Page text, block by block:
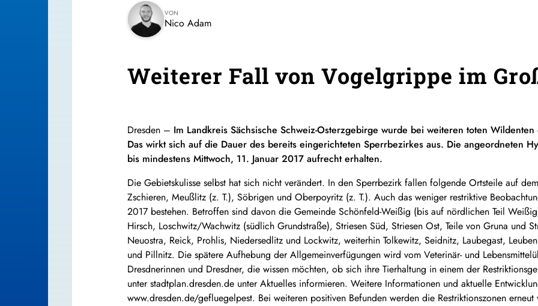
VON
Nico Adam
Weiterer Fall von Vogelgrippe im
Dresden – Im Landkreis Sächsische Schweiz-Osterzgebirge wurde bei weiteren toten
Das wirkt sich auf die Dauer des bereits eingerichteten Sperrbezirkes aus. Die angeordneten
bis mindestens Mittwoch, 11. Januar 2017 aufrecht erhalten.
Die Gebietskulisse selbst hat sich nicht verändert. In den Sperrbezirk fallen folgende Ortsteile auf
Zschieren, Meußlitz (z. T.), Söbrigen und Oberpoyritz (z. T.). Auch das weniger restriktive
2017 bestehen. Betroffen sind davon die Gemeinde Schönfeld-Weißig (bis auf nördlichen Teil
Hirsch, Loschwitz/Wachwitz (südlich Grundstraße), Striesen Süd, Striesen Ost, Teile von Gruna und
Neuostra, Reick, Prohlis, Niedersedlitz und Lockwitz, weiterhin Tolkewitz, Seidnitz, Laubegast,
und Pillnitz. Die spätere Aufhebung der Allgemeinverfügungen wird vom Veterinär- und
Dresdnerinnen und Dresdner, die wissen möchten, ob sich ihre Tierhaltung in einem der
unter stadtplan.dresden.de unter Aktuelles informieren. Weitere Informationen und aktuelle
www.dresden.de/gefluegelpest. Bei weiteren positiven Befunden werden die Restriktionszonen erneut